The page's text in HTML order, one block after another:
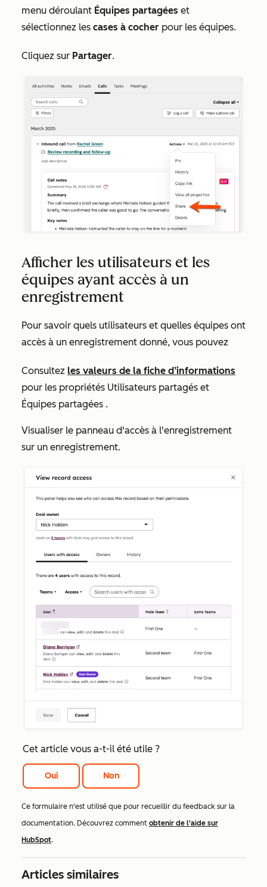
menu déroulant Équipes partagées et
sélectionnez les cases à cocher pour les équipes.
Cliquez sur Partager.
Afficher les utilisateurs et les
équipes ayant accès à un
enregistrement
Pour savoir quels utilisateurs et quelles équipes ont
accès à un enregistrement donné, vous pouvez
Consultez les valeurs de la fiche d’informations
pour les propriétés Utilisateurs partagés et
Équipes partagées .
Visualiser le panneau d'accès à l'enregistrement
sur un enregistrement.
Cet article vous a-t-il été utile ?
Oui Non
Ce formulaire n'est utilisé que pour recueillir du feedback sur la
documentation. Découvrez comment obtenir de l'aide sur
HubSpot.
Articles similaires